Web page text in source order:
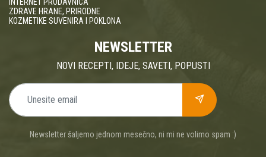
ZDRAVE HRANE, PRIRODNE
KOZMETIKE SUVENIRA I POKLONA
NEWSLETTER
NOVI RECEPTI, IDEJE, SAVETI, POPUSTI
Newsletter šaljemo jednom mesečno, ni mi ne volimo spam :)